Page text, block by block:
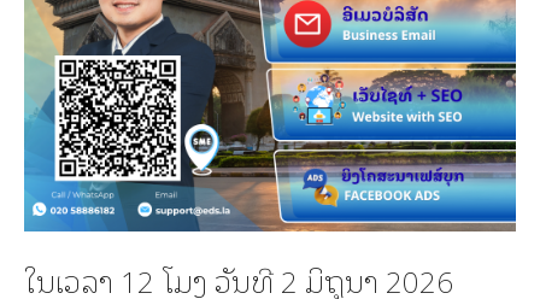
ໃນເວລາ 12 ໂມງ ວັນທີ 2 ມິຖຸນາ 2026